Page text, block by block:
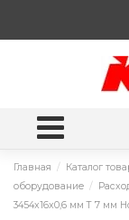
Главная Каталог
оборудование
3454x16x0,6 мм T 7 мм